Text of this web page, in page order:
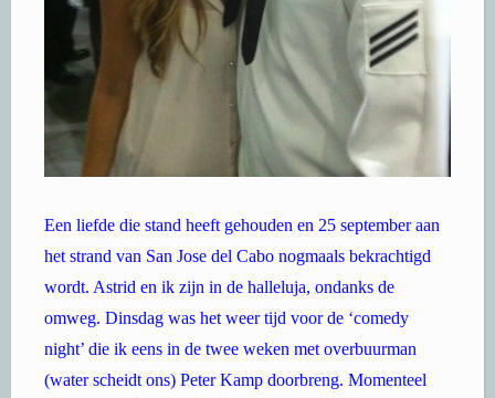
Een liefde die stand heeft gehouden en 25 september aan
het strand van San Jose del Cabo nogmaals bekrachtigd
wordt. Astrid en ik zijn in de halleluja, ondanks de
omweg. Dinsdag was het weer tijd voor de ‘comedy
night’ die ik eens in de twee weken met overbuurman
(water scheidt ons) Peter Kamp doorbreng. Momenteel